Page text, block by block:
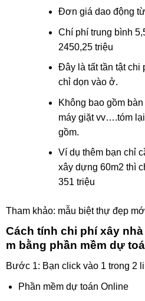
Đơn giá dao động
Chí phí trung bình
2450,25 triệu
Đây là tất tần tật chi
chỉ dọn vào ở.
Không bao gồm
máy giặt vv….tóm
gồm.
Ví dụ thêm bạn chỉ
xây dựng 60m2 thì
351 triệu
Tham khảo: mẫu biệt thự đẹp
Cách tính chi phí xây
m bằng phần mềm dự
Bước 1: Bạn click vào 1 trong 2
Phần mềm dự toán Online